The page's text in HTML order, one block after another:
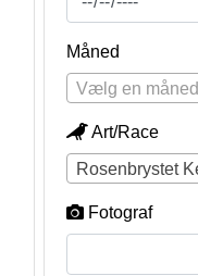
Måned
Vælg en måned
Art/Race
Fotograf